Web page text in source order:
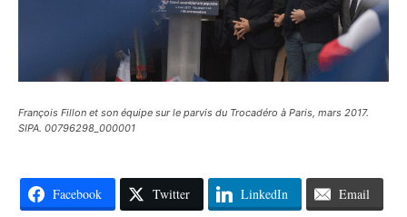
François Fillon et son équipe sur le parvis du Trocadéro à Paris, mars 2017.
SIPA. 00796298_000001
Facebook Twitter LinkedIn Email